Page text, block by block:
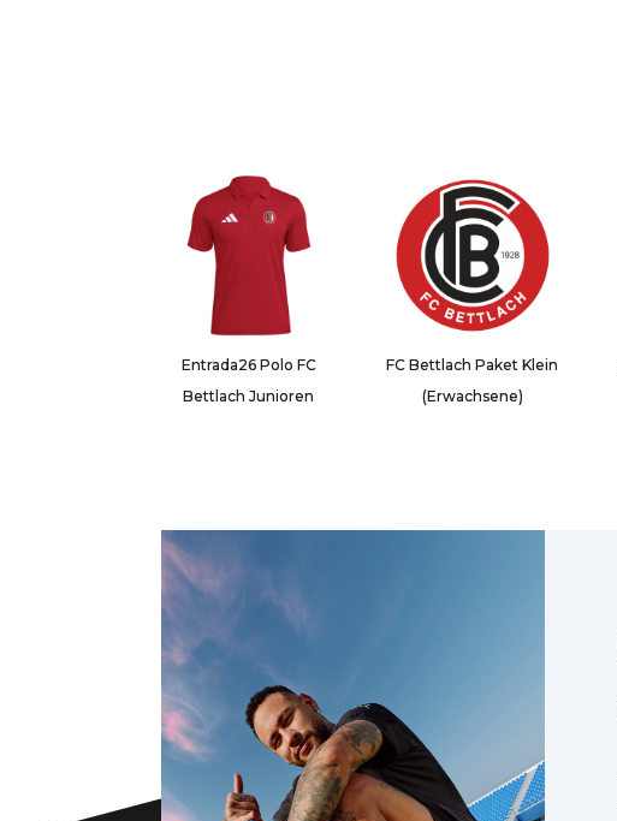
Entrada26 Polo FC
Bettlach Junioren
FC Bettlach Paket Klein
(Erwachsene)